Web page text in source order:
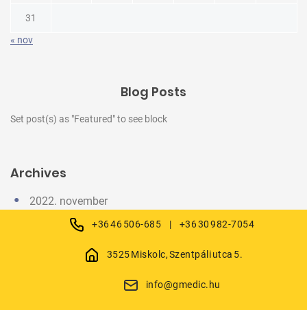
31
« nov
Blog Posts
Set post(s) as "Featured" to see block
Archives
2022. november
+36 46 506-685 | +36 30 982-7054
3525 Miskolc, Szentpáli utca 5.
info@gmedic.hu